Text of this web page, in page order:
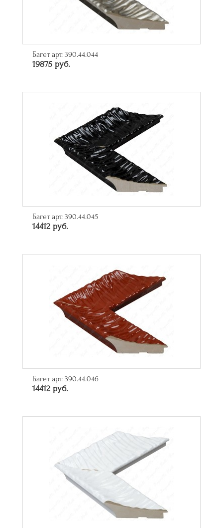
Багет арт. 390.44.044
19875 руб.
Багет арт. 390.44.045
14412 руб.
Багет арт. 390.44.046
14412 руб.